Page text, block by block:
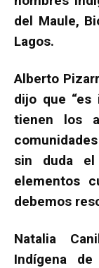
del Maule,
Lagos.
Alberto
dijo que “es
tienen los
sin duda
elementos
debemos
Natalia
Indígena